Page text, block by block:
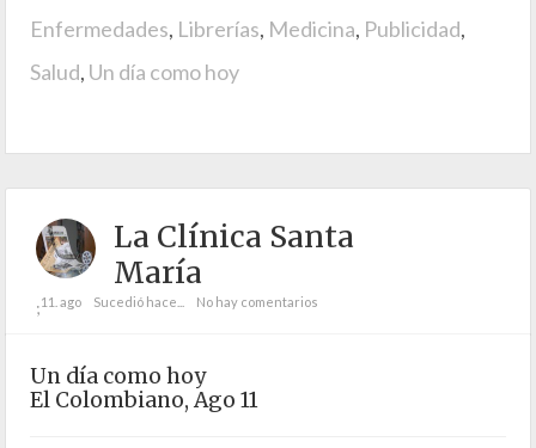
Enfermedades, Librerías, Medicina, Publicidad,
Salud, Un día como hoy
La Clínica Santa
María
;11. ago Sucedió hace... No hay comentarios
Un día como hoy
El Colombiano, Ago 11